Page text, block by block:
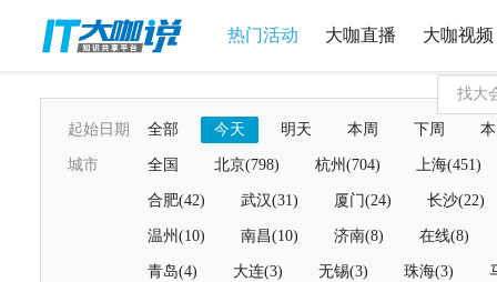
热门活动 大咖直播 大咖视频
起始日期 全部 今天 明天 本周 下周
城市 全国 北京(798) 杭州(704) 上海(451)
合肥(42) 武汉(31) 厦门(24) 长沙(22)
温州(10) 南昌(10) 济南(8) 在线(8)
青岛(4) 大连(3) 无锡(3) 珠海(3)